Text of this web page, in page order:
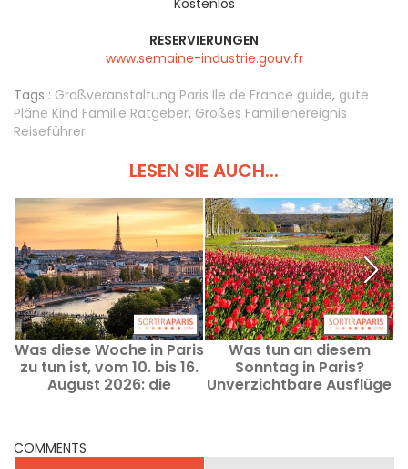
Kostenlos
RESERVIERUNGEN
www.semaine-industrie.gouv.fr
Tags : Großveranstaltung Paris Ile de France guide, gute
Pläne Kind Familie Ratgeber, Großes Familienereignis
Reiseführer
LESEN SIE AUCH...
Was diese Woche in Paris
zu tun ist, vom 10. bis 16.
August 2026: die
Was tun an diesem
Sonntag in Paris?
Unverzichtbare Ausflüge
COMMENTS